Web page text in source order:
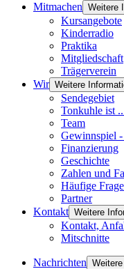
Mitmachen Weitere
Kursangebote
Kinderradio
Praktika
Mitgliedschaft
Trägerverein
Wir Weitere
Sendegebiet
Tonkuhle ist
Team
Gewinnspiel
Finanzierung
Geschichte
Zahlen und
Häufige
Partner
Kontakt Weitere
Kontakt,
Mitschnitte
Nachrichten